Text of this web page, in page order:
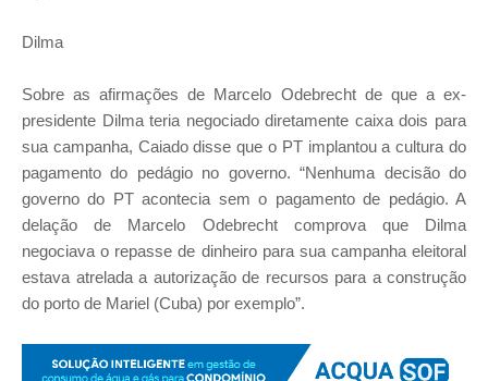
Dilma
Sobre as afirmações de Marcelo Odebrecht de que a ex-
presidente Dilma teria negociado diretamente caixa dois para
sua campanha, Caiado disse que o PT implantou a cultura do
pagamento do pedágio no governo. “Nenhuma decisão do
governo do PT acontecia sem o pagamento de pedágio. A
delação de Marcelo Odebrecht comprova que Dilma
negociava o repasse de dinheiro para sua campanha eleitoral
estava atrelada a autorização de recursos para a construção
do porto de Mariel (Cuba) por exemplo”.